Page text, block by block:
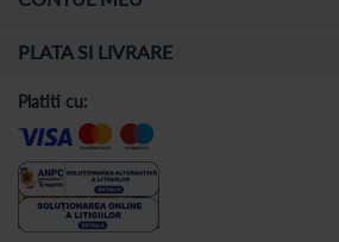
PLATA SI LIVRARE
Platiti cu: